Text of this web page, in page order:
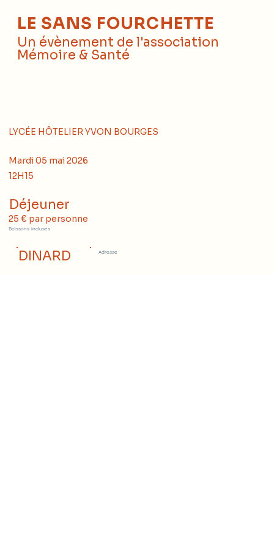
LE SANS FOURCHETTE
Un évènement de l'association
Mémoire & Santé
LYCÉE HÔTELIER YVON BOURGES
Mardi 05 mai 2026
12H15
Déjeuner
25 € par personne
Boissons incluses
DINARD Adresse